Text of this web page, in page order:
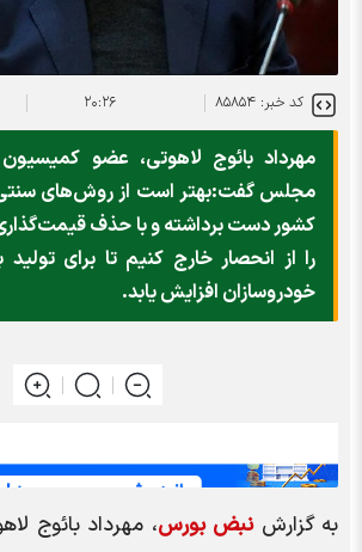
کد خبر: ۸۵۸۵۴ ۲۰:۲۶
مهرداد بائوج لاهوتی، عضو کمیسیون
مجلس گفت:بهتر است از روش‌های
کشور دست برداشته و با حذف
را از انحصار خارج کنیم تا برای تولید
خودروسازان افزایش یابد.
به گزارشنبض بورس، مهرداد بائوج